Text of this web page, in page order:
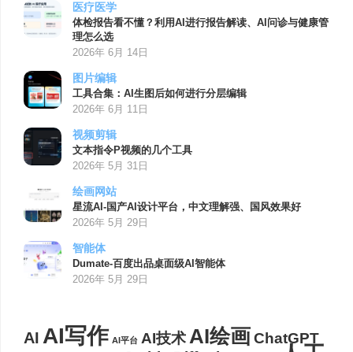
医疗医学
体检报告看不懂？利用AI进行报告解读、AI问诊与健康管
理怎么选
2026年 6月 14日
图片编辑
工具合集：AI生图后如何进行分层编辑
2026年 6月 11日
视频剪辑
文本指令P视频的几个工具
2026年 5月 31日
绘画网站
星流AI-国产AI设计平台，中文理解强、国风效果好
2026年 5月 29日
智能体
Dumate-百度出品桌面级AI智能体
2026年 5月 29日
AI AI写作 AI平台 AI技术AI绘画ChatGPT